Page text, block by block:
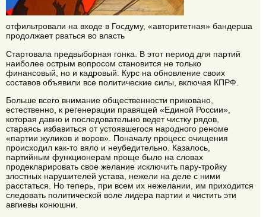
отфильтровали на входе в Госдуму, «авторитетная» бандерша
продолжает рваться во власть
Стартовала предвыборная гонка. В этот период для партий
наиболее острым вопросом становится не только
финансовый, но и кадровый. Курс на обновление своих
составов объявили все политические силы, включая КПРФ.
Больше всего внимание общественности приковано,
естественно, к регенерации правящей «Единой России»,
которая давно и последовательно ведет чистку рядов,
стараясь избавиться от устоявшегося народного реноме
«партии жуликов и воров». Поначалу процесс очищения
происходил как-то вяло и неубедительно. Казалось,
партийным функционерам проще было на словах
продекларировать свое желание исключить пару-тройку
злостных нарушителей устава, нежели на деле с ними
расстаться. Но теперь, при всем их нежелании, им приходится
следовать политической воле лидера партии и чистить эти
авгиевы конюшни.